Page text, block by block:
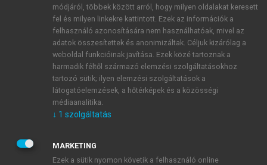
ÚJ FIÓK LÉTREHOZÁSA
1 óra díjmentes hozzáférés
E-MAIL-CÍM
JELSZÓ
módjáról, többek között arról, hogy milyen oldalakat keresett
fel és milyen linkekre kattintott. Ezek az információk a
felhasználó azonosítására nem használhatóak, mivel az
adatok összesítettek és anonimizáltak. Céljuk kizárólag a
weboldal funkcióinak javítása. Ezek közé tartoznak a
harmadik féltől származó elemzési szolgáltatásokhoz
tartozó sütik; ilyen elemzési szolgáltatások a
látogatóelemzések, a hőtérképek és a közösségi
médiaanalitika.
↓ 1 szolgáltatás
MARKETING
Ezek a sütik nyomon követik a felhasználó online